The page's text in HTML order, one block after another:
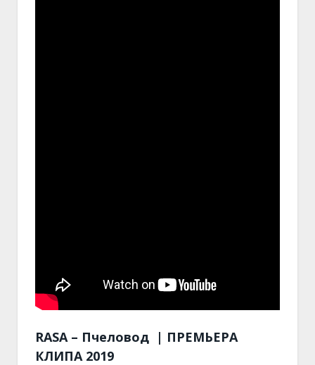
RASA – Пчеловод | ПРЕМЬЕРА
КЛИПА 2019